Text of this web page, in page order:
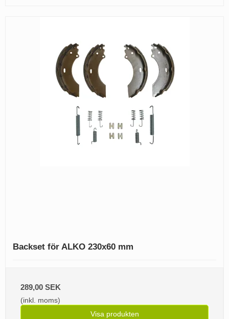
Backset för ALKO 230x60 mm
289,00 SEK
(inkl. moms)
Visa produkten